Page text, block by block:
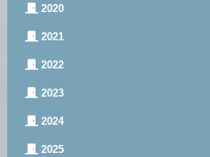
2020
2021
2022
2023
2024
2025